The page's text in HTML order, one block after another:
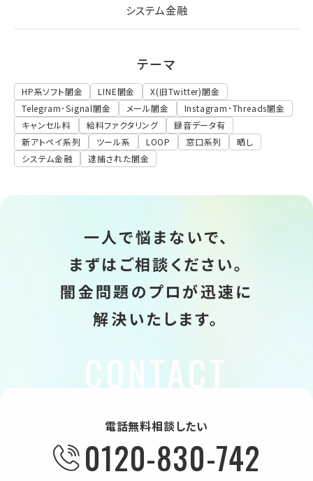
システム金融
テーマ
HP系ソフト闇金 LINE闇金
X(旧Twitter)闇金
Telegram･Signal闇金
メール闇金
Instagram･Threads闇金
キャンセル料
給料ファクタリング
録音データ有
新アトペイ系列
ツール系 LOOP 窓口系列
晒し
システム金融
逮捕された闇金
一人で悩まないで、
まずはご相談ください。
闇金問題のプロが迅速に
解決いたします。
電話無料相談したい
0120-830-742